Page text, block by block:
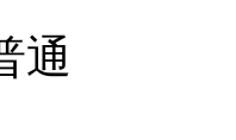
通